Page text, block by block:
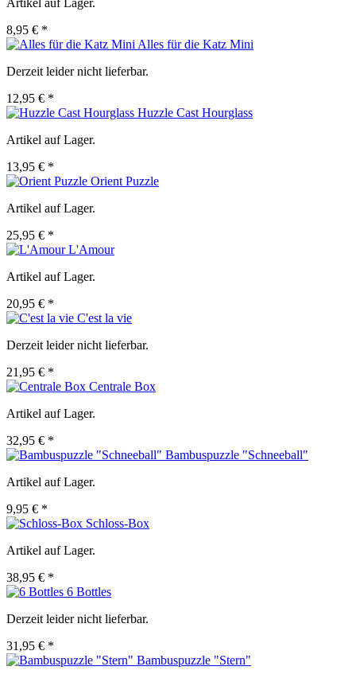
Artikel auf Lager.
8,95 € *
Alles für die Katz Mini
Derzeit leider nicht lieferbar.
12,95 € *
Huzzle Cast Hourglass
Artikel auf Lager.
13,95 € *
Orient Puzzle
Artikel auf Lager.
25,95 € *
L'Amour
Artikel auf Lager.
20,95 € *
C'est la vie
Derzeit leider nicht lieferbar.
21,95 € *
Centrale Box
Artikel auf Lager.
32,95 € *
Bambuspuzzle "Schneeball"
Artikel auf Lager.
9,95 € *
Schloss-Box
Artikel auf Lager.
38,95 € *
6 Bottles
Derzeit leider nicht lieferbar.
31,95 € *
Bambuspuzzle "Stern"